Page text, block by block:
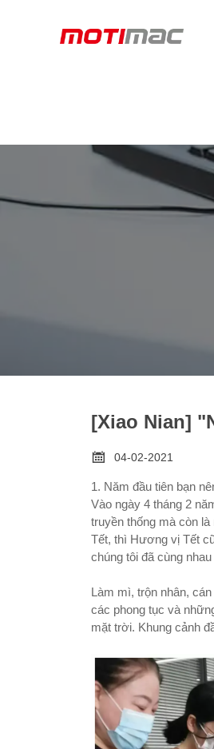
[Xiao Nian]
 04-02-2021
1. Năm đầu tiên bạn
Vào ngày 4 tháng 2
truyền thống mà còn
Tết, thì Hương vị Tết
chúng tôi đã cùng
Làm mì, trộn nhân,
các phong tục và
mặt trời. Khung cảnh